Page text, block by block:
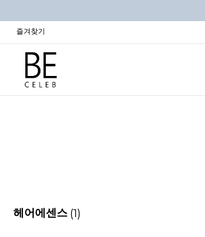
즐겨찾기
헤어에센스 (1)